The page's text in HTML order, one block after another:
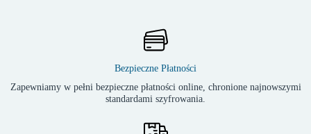
Bezpieczne Płatności
Zapewniamy w pełni bezpieczne płatności online, chronione najnowszymi
standardami szyfrowania.